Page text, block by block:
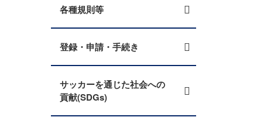
各種規則等
登録・申請・手続き
サッカーを通じた社会への
貢献(SDGs)